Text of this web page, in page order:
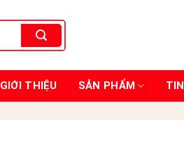
GIỚI THIỆU SẢN PHẨM